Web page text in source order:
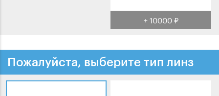
+ 10000 ₽
Пожалуйста, выберите тип линз